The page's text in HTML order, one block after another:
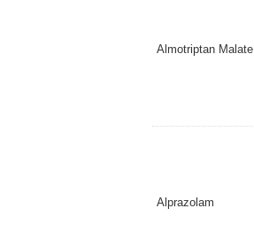
Almotriptan Malate
Alprazolam